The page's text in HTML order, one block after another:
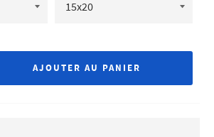
AJOUTER AU PANIER